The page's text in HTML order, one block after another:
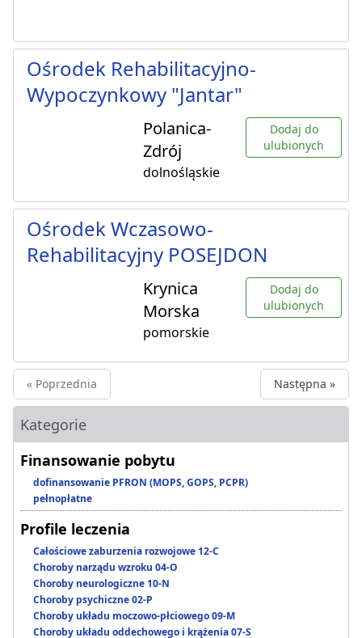
Ośrodek Rehabilitacyjno-
Wypoczynkowy "Jantar"
Polanica-
Zdrój
dolnośląskie
Dodaj do
ulubionych
Ośrodek Wczasowo-
Rehabilitacyjny POSEJDON
Krynica
Morska
pomorskie
Dodaj do
ulubionych
« Poprzednia Następna »
Kategorie
Finansowanie pobytu
dofinansowanie PFRON (MOPS, GOPS, PCPR)
pełnopłatne
Profile leczenia
Całościowe zaburzenia rozwojowe 12-C
Choroby narządu wzroku 04-O
Choroby neurologiczne 10-N
Choroby psychiczne 02-P
Choroby układu moczowo-płciowego 09-M
Choroby układu oddechowego i krążenia 07-S